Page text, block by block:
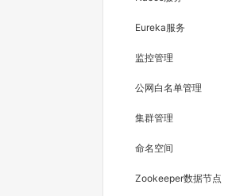
Eureka服务
监控管理
公网白名单管理
集群管理
命名空间
Zookeeper数据节点